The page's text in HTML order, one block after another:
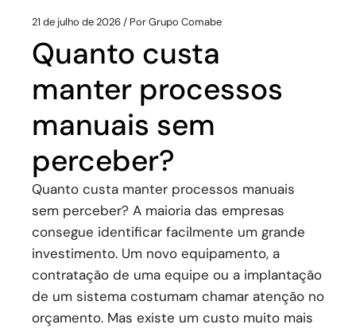
21 de julho de 2026 PorGrupo Comabe
Quanto custa
manter processos
manuais sem
perceber?
Quanto custa manter processos manuais
sem perceber? A maioria das empresas
consegue identificar facilmente um grande
investimento. Um novo equipamento, a
contratação de uma equipe ou a implantação
de um sistema costumam chamar atenção no
orçamento. Mas existe um custo muito mais